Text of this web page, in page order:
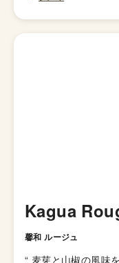
Kagua
馨和 ルージュ
“ 麦芽と山椒の風味